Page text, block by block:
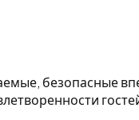
безопасные